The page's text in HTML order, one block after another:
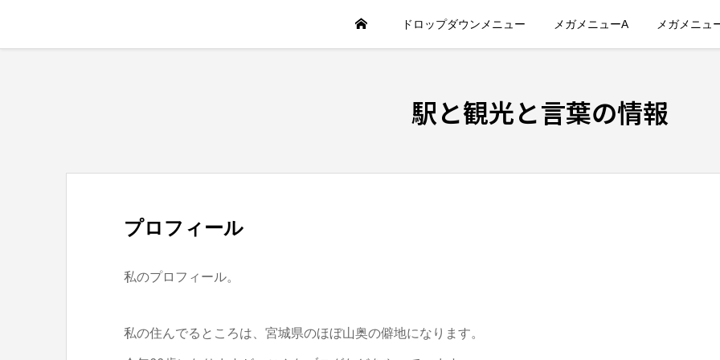
ドロップダウンメニュー メガメニューA メガメニュ
駅と観光と言葉の情報
プロフィール
私のプロフィール。
私の住んでるところは、宮城県のほぼ山奥の僻地になります。